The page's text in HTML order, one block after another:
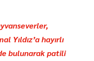
Yıldız’a hayırlı
bulunarak patili